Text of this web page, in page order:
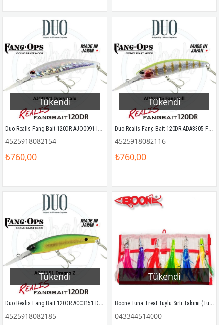
Tükendi
Duo Realis Fang Bait 120DR AJO0091 Ivory Halo
4525918082154
₺760,00
Tükendi
Duo Realis Fang Bait 120DR ADA3305 Fang Gill
4525918082116
₺760,00
Tükendi
Duo Realis Fang Bait 120DR ACC3151 Dragon Z
4525918082185
Tükendi
Boone Tuna Treat Tüylü Sırtı Takımı (Tuna Treat Trolling Kit)
043344514000